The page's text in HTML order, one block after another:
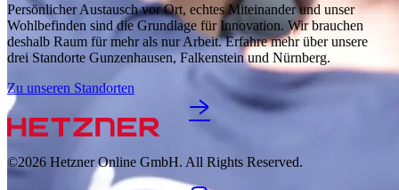
Persönlicher Austausch vor Ort, echtes Miteinander und unser
Wohlbefinden sind die Grundlage für Innovation. Wir brauchen
deshalb Raum für mehr als nur Arbeit. Erfahre mehr über unsere
drei Standorte Gunzenhausen, Falkenstein und Nürnberg.
Zu unseren Standorten
©2026 Hetzner Online GmbH. All Rights Reserved.